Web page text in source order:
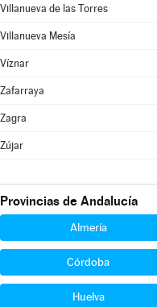
Villanueva de las Torres
Villanueva Mesía
Víznar
Zafarraya
Zagra
Zújar
Provincias de Andalucía
Almería
Córdoba
Huelva